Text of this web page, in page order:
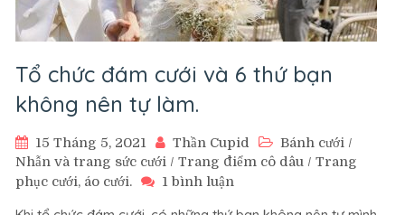
Tổ chức đám cưới và 6 thứ bạn
không nên tự làm.
15 Tháng 5, 2021 Thần Cupid Bánh cưới /
Nhẫn và trang sức cưới / Trang điểm cô dâu / Trang
phục cưới, áo cưới.
1 bình luận